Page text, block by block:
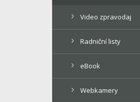
Video zpravodaj
Radniční listy
eBook
Webkamery